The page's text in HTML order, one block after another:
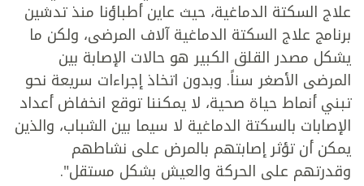
علاج السكتة الدماغية، حيث عاين أطباؤنا منذ تدشين
برنامج علاج السكتة الدماغية آلاف المرضى، ولكن ما
يشكل مصدر القلق الكبير هو حالات الإصابة بين
المرضى الأصغر سناً. وبدون اتخاذ إجراءات سريعة نحو
تبني أنماط حياة صحية، لا يمكننا توقع انخفاض أعداد
الإصابات بالسكتة الدماغية لا سيما بين الشباب، والذين
يمكن أن تؤثر إصابتهم بالمرض على نشاطهم
وقدرتهم على الحركة والعيش بشكل مستقل".